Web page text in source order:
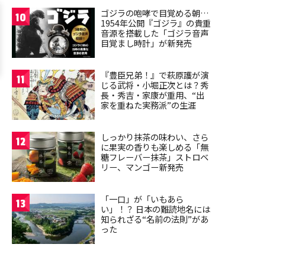
10
ゴジラの咆哮で目覚める朝…
1954年公開『ゴジラ』の貴重
音源を搭載した「ゴジラ音声
目覚まし時計」が新発売
11
『豊臣兄弟！』で萩原護が演
じる武将・小堀正次とは？秀
長・秀吉・家康が重用、“出
家を重ねた実務派”の生涯
12
しっかり抹茶の味わい、さら
に果実の香りも楽しめる「無
糖フレーバー抹茶」ストロベ
リー、マンゴー新発売
13
「一口」が「いもあら
い」！？ 日本の難読地名には
知られざる“名前の法則”があ
った